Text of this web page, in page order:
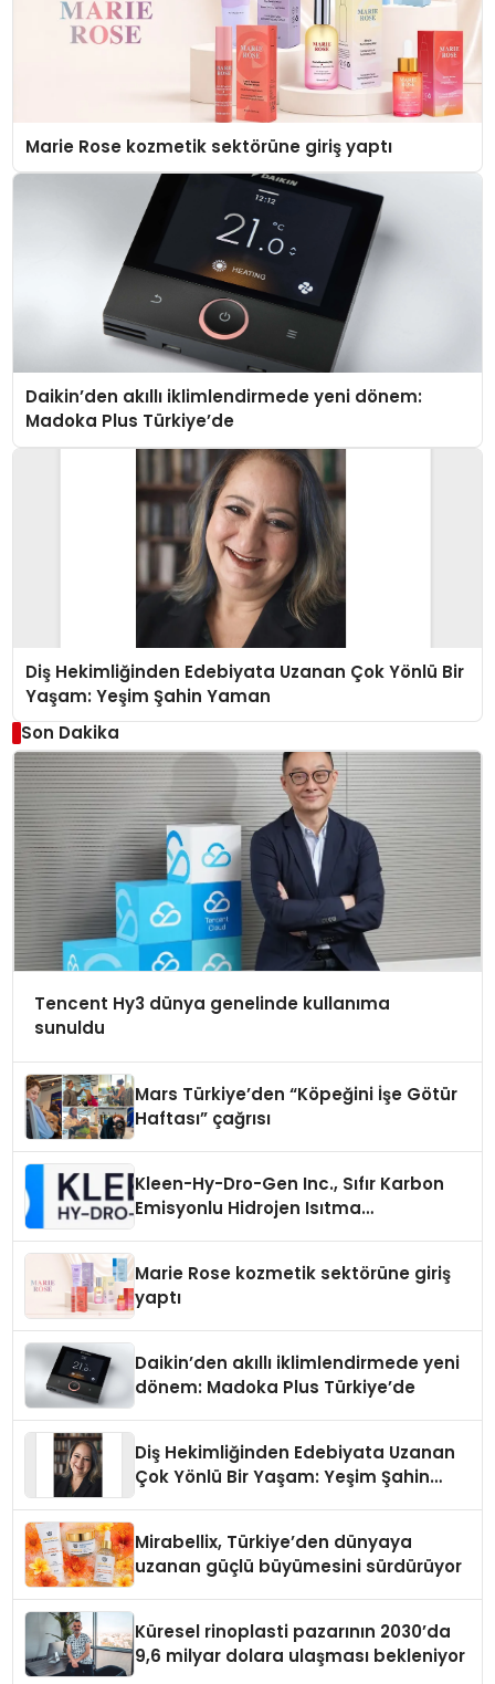
Marie Rose kozmetik sektörüne giriş yaptı
Daikin’den akıllı iklimlendirmede yeni dönem:
Madoka Plus Türkiye’de
Diş Hekimliğinden Edebiyata Uzanan Çok Yönlü Bir
Yaşam: Yeşim Şahin Yaman
Son Dakika
Tencent Hy3 dünya genelinde kullanıma
sunuldu
Mars Türkiye’den “Köpeğini İşe Götür
Haftası” çağrısı
Kleen-Hy-Dro-Gen Inc., Sıfır Karbon
Emisyonlu Hidrojen Isıtma
Marie Rose kozmetik sektörüne giriş
yaptı
Daikin’den akıllı iklimlendirmede yeni
dönem: Madoka Plus Türkiye’de
Diş Hekimliğinden Edebiyata Uzanan
Çok Yönlü Bir Yaşam: Yeşim Şahin
Mirabellix, Türkiye’den dünyaya
uzanan güçlü büyümesini sürdürüyor
Küresel rinoplasti pazarının 2030’da
9,6 milyar dolara ulaşması bekleniyor